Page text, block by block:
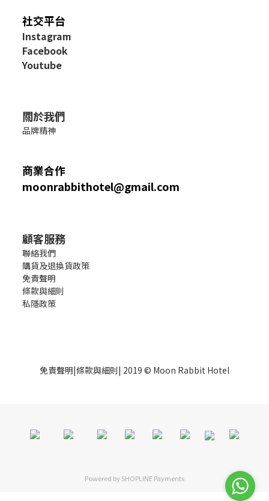
社交平台
Instagram
Facebook
Youtube
關於我們
品牌精神
商業合作
moonrabbithotel@gmail.com
顧客服務
聯絡我們
購貨及退換貨政策
免責聲明
條款與細則
私隱政策
免責聲明|條款與細則| 2019 © Moon Rabbit Hotel
Powered bySHOPLINE Payments